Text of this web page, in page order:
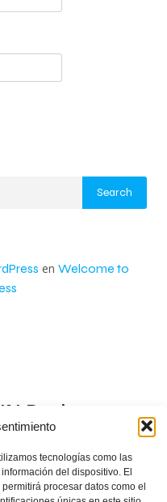
tecnologías como las
del dispositivo. El
procesar datos como el
Search
en Welcome to
Business